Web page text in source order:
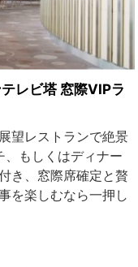
レビ塔 窓際VIPラ
望レストランで絶景
、もしくはディナー
き、窓際席確定と贅
を楽しむなら一押し